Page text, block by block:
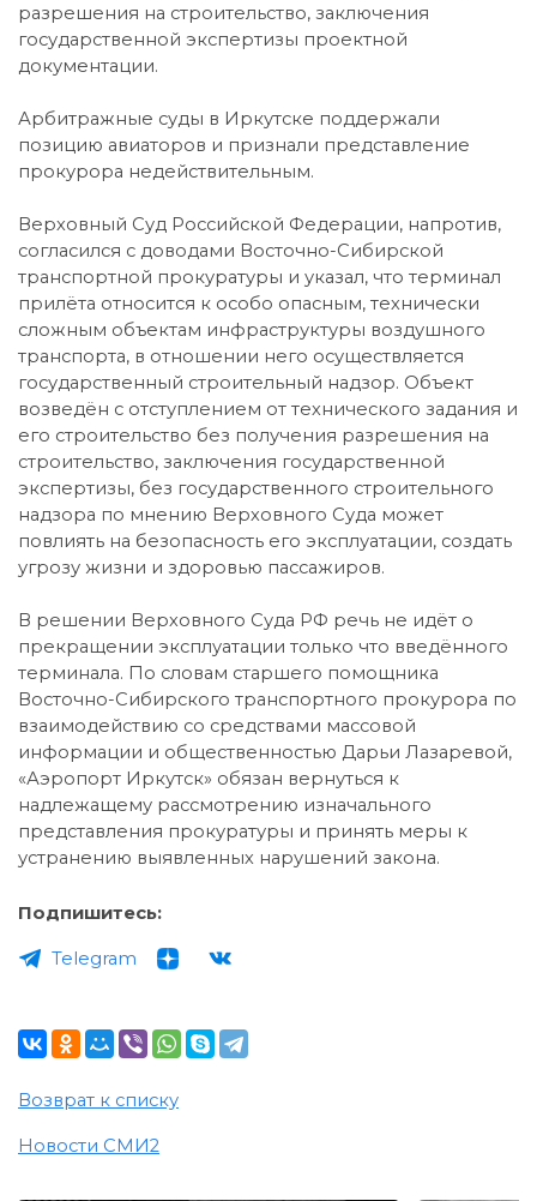
разрешения на строительство, заключения
государственной экспертизы проектной
документации.
Арбитражные суды в Иркутске поддержали
позицию авиаторов и признали представление
прокурора недействительным.
Верховный Суд Российской Федерации, напротив,
согласился с доводами Восточно-Сибирской
транспортной прокуратуры и указал, что терминал
прилёта относится к особо опасным, технически
сложным объектам инфраструктуры воздушного
транспорта, в отношении него осуществляется
государственный строительный надзор. Объект
возведён с отступлением от технического задания и
его строительство без получения разрешения на
строительство, заключения государственной
экспертизы, без государственного строительного
надзора по мнению Верховного Суда может
повлиять на безопасность его эксплуатации, создать
угрозу жизни и здоровью пассажиров.
В решении Верховного Суда РФ речь не идёт о
прекращении эксплуатации только что введённого
терминала. По словам старшего помощника
Восточно-Сибирского транспортного прокурора по
взаимодействию со средствами массовой
информации и общественностью Дарьи Лазаревой,
«Аэропорт Иркутск» обязан вернуться к
надлежащему рассмотрению изначального
представления прокуратуры и принять меры к
устранению выявленных нарушений закона.
Подпишитесь:
Telegram
Возврат к списку
Новости СМИ2